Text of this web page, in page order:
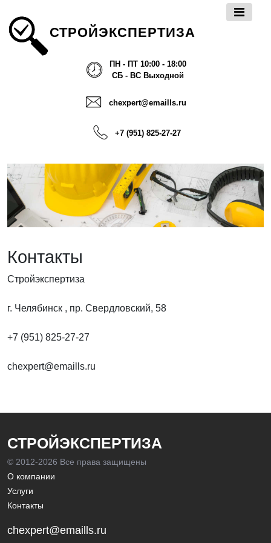
СТРОЙЭКСПЕРТИЗА
ПН - ПТ 10:00 - 18:00
СБ - ВС Выходной
chexpert@emaills.ru
+7 (951) 825-27-27
Контакты
Стройэкспертиза
г. Челябинск , пр. Свердловский, 58
+7 (951) 825-27-27
chexpert@emaills.ru
СТРОЙЭКСПЕРТИЗА
© 2012-2026 Все права защищены
О компании
Услуги
Контакты
chexpert@emaills.ru